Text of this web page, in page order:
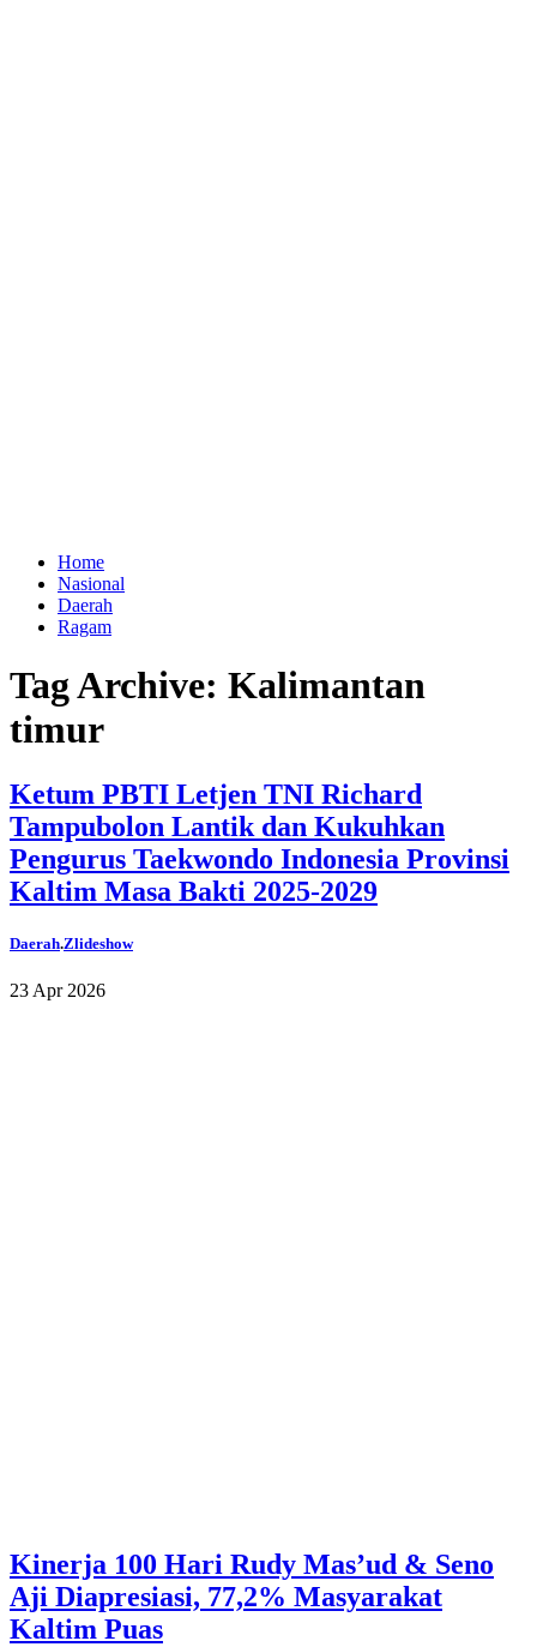
Home
Nasional
Daerah
Ragam
Tag Archive: Kalimantan
timur
Ketum PBTI Letjen TNI Richard
Tampubolon Lantik dan Kukuhkan
Pengurus Taekwondo Indonesia Provinsi
Kaltim Masa Bakti 2025-2029
Daerah.Zlideshow
23 Apr 2026
Kinerja 100 Hari Rudy Mas’ud & Seno
Aji Diapresiasi, 77,2% Masyarakat
Kaltim Puas